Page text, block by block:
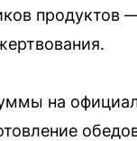
продуктов
на